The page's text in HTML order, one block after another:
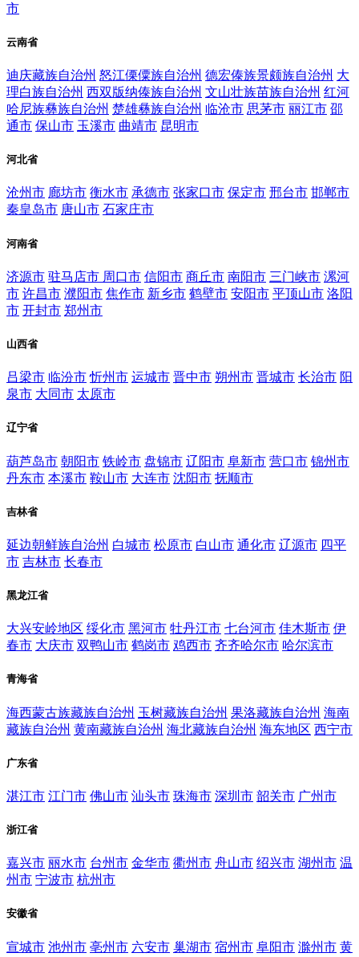
市
云南省
迪庆藏族自治州 怒江傈僳族自治州 德宏傣族景颇族自治州 大
理白族自治州 西双版纳傣族自治州 文山壮族苗族自治州 红河
哈尼族彝族自治州 楚雄彝族自治州 临沧市 思茅市 丽江市 邵
通市 保山市 玉溪市 曲靖市 昆明市
河北省
沧州市 廊坊市 衡水市 承德市 张家口市 保定市 邢台市 邯郸市
秦皇岛市 唐山市 石家庄市
河南省
济源市 驻马店市 周口市 信阳市 商丘市 南阳市 三门峡市 漯河
市 许昌市 濮阳市 焦作市 新乡市 鹤壁市 安阳市 平顶山市 洛阳
市 开封市 郑州市
山西省
吕梁市 临汾市 忻州市 运城市 晋中市 朔州市 晋城市 长治市 阳
泉市 大同市 太原市
辽宁省
葫芦岛市 朝阳市 铁岭市 盘锦市 辽阳市 阜新市 营口市 锦州市
丹东市 本溪市 鞍山市 大连市 沈阳市 抚顺市
吉林省
延边朝鲜族自治州 白城市 松原市 白山市 通化市 辽源市 四平
市 吉林市 长春市
黑龙江省
大兴安岭地区 绥化市 黑河市 牡丹江市 七台河市 佳木斯市 伊
春市 大庆市 双鸭山市 鹤岗市 鸡西市 齐齐哈尔市 哈尔滨市
青海省
海西蒙古族藏族自治州 玉树藏族自治州 果洛藏族自治州 海南
藏族自治州 黄南藏族自治州 海北藏族自治州 海东地区 西宁市
广东省
湛江市 江门市 佛山市 汕头市 珠海市 深圳市 韶关市 广州市
浙江省
嘉兴市 丽水市 台州市 金华市 衢州市 舟山市 绍兴市 湖州市 温
州市 宁波市 杭州市
安徽省
宣城市 池州市 亳州市 六安市 巢湖市 宿州市 阜阳市 滁州市 黄